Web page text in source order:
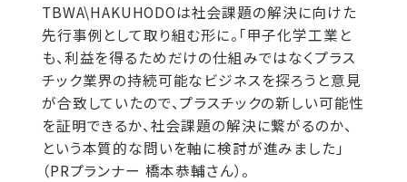
TBWA\HAKUHODOは社会課題の解決に向けた
先行事例として取り組む形に。「甲子化学工業と
も、利益を得るためだけの仕組みではなくプラス
チック業界の持続可能なビジネスを探ろうと意見
が合致していたので、プラスチックの新しい可能性
を証明できるか、社会課題の解決に繋がるのか、
という本質的な問いを軸に検討が進みました」
（PRプランナー 橋本恭輔さん）。